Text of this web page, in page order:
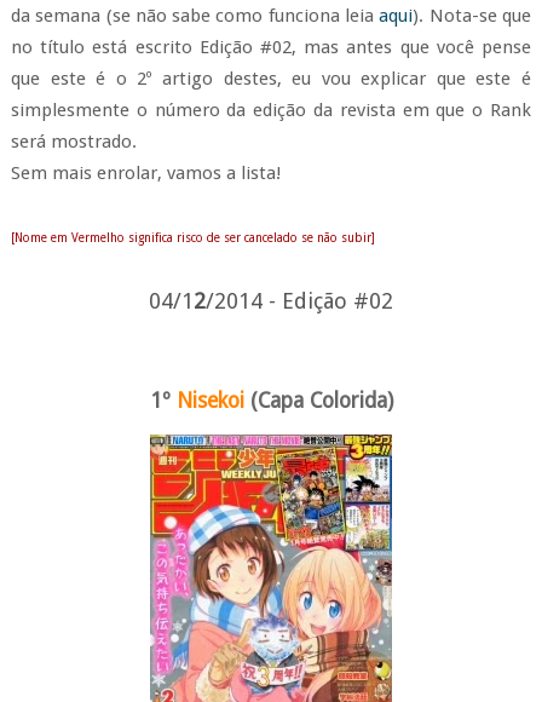
da semana (se não sabe como funciona leiaaqui). Nota-se que
no título está escrito Edição #02, mas antes que você pense
que este é o 2º artigo destes, eu vou explicar que este é
simplesmente o número da edição da revista em que o Rank
será mostrado.
Sem mais enrolar, vamos a lista!
[Nome em Vermelho significa risco de ser cancelado se não subir]
04/12/2014 - Edição #02
1º Nisekoi(Capa Colorida)